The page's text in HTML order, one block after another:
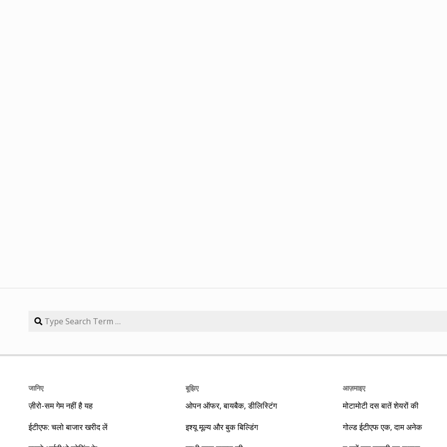
जानिए
ज़ीरो-सम गेम नहीं है यह
ईटीएफ: चलो बाजार खरीद लें
बूझिए
ओपन ऑफर, बायबैक, डीलिस्टिंग
इश्यू मूल्य और बुक बिल्डिंग
आज़माइए
मोटामोटी दस बातें शेयरों की
गोल्ड ईटीएफ एक, दाम अनेक